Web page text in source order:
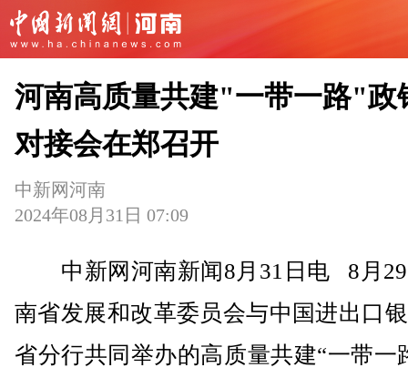
河南高质量共建"一带一路"政
对接会在郑召开
中新网河南
2024年08月31日 07:09
中新网河南新闻8月31日电 8月29
南省发展和改革委员会与中国进出口
省分行共同举办的高质量共建“一带一